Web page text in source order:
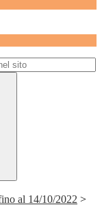
al 14/10/2022 >